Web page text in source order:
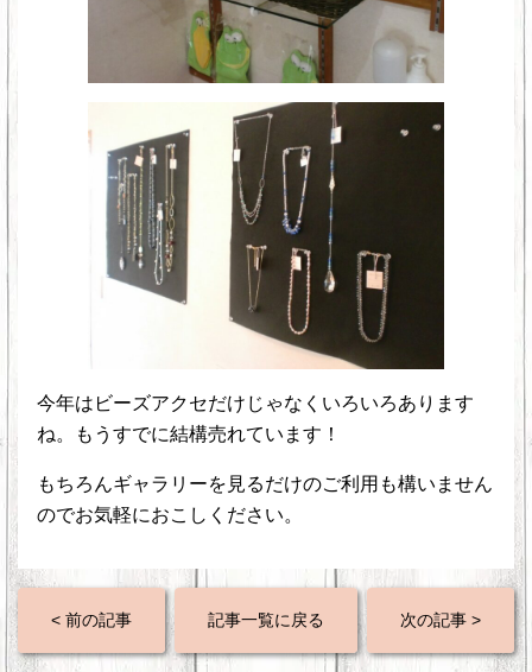
今年はビーズアクセだけじゃなくいろいろあります
ね。もうすでに結構売れています！
もちろんギャラリーを見るだけのご利用も構いません
のでお気軽におこしください。
< 前の記事 記事一覧に戻る 次の記事 >